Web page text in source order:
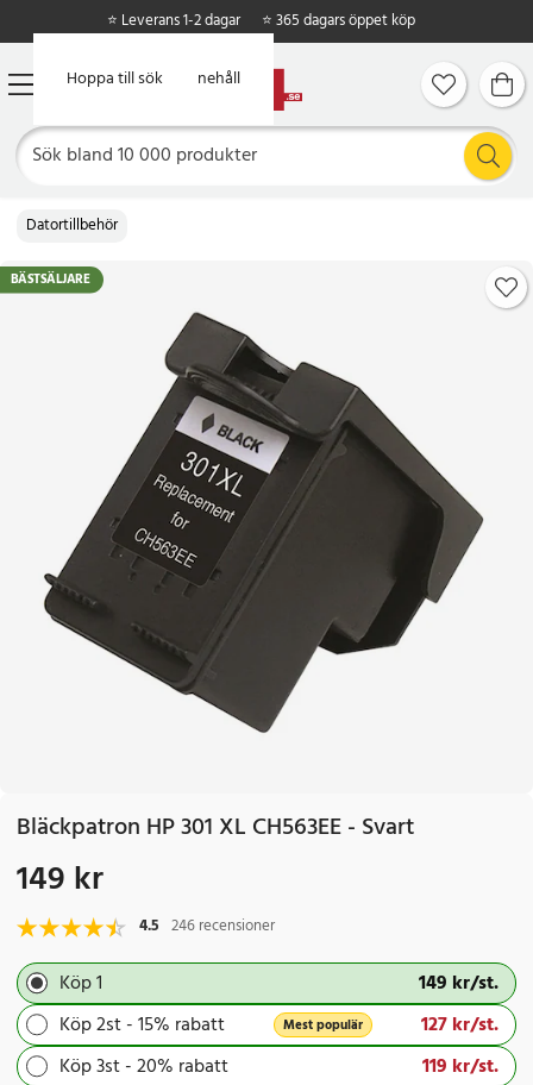
Hoppa till huvudinnehåll
Hoppa till sök
⭐ Leverans 1-2 dagar ⭐ 365 dagars öppet köp
Datortillbehör
BÄSTSÄLJARE
Bläckpatron HP 301 XL CH563EE - Svart
Pris:149 kr
149 kr
4.5 246 recensioner
Köp 1 Pris :149 kr
149 kr/st.
Köp 2st - 15% rabatt
Mest populär Pris:127 kr
127 kr/st.
Köp 3st - 20% rabatt
Pris :119 kr
119 kr/st.